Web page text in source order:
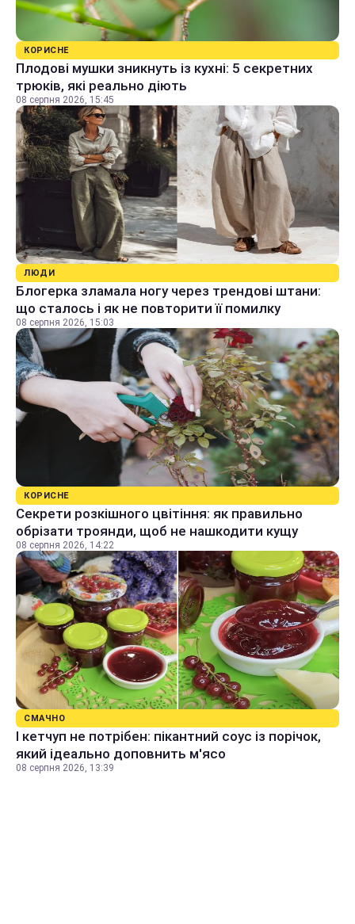
КОРИСНЕ
Плодові мушки зникнуть із кухні: 5 секретних
трюків, які реально діють
08 серпня 2026, 15:45
ЛЮДИ
Блогерка зламала ногу через трендові штани:
що сталось і як не повторити її помилку
08 серпня 2026, 15:03
КОРИСНЕ
Секрети розкішного цвітіння: як правильно
обрізати троянди, щоб не нашкодити кущу
08 серпня 2026, 14:22
СМАЧНО
І кетчуп не потрібен: пікантний соус із порічок,
який ідеально доповнить м'ясо
08 серпня 2026, 13:39